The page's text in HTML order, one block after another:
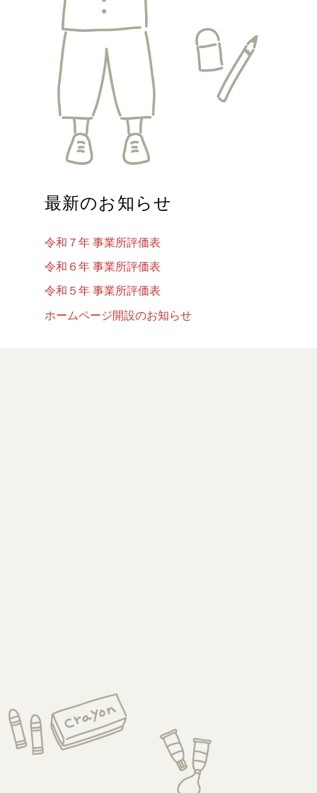
最新のお知らせ
令和７年 事業所評価表
令和６年 事業所評価表
令和５年 事業所評価表
ホームページ開設のお知らせ